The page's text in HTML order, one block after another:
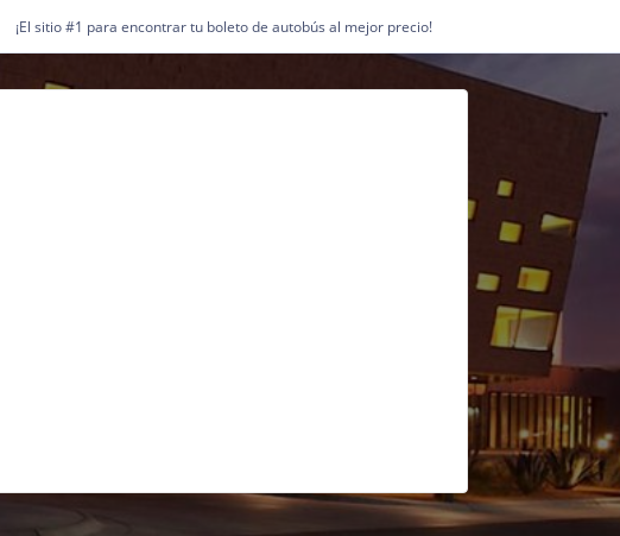
¡El sitio #1 para encontrar tu boleto de autobús al mejor precio!